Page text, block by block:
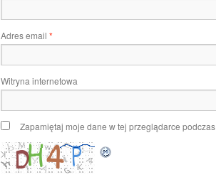
Adres email *
Witryna internetowa
Zapamiętaj moje dane w tej przeglądarce